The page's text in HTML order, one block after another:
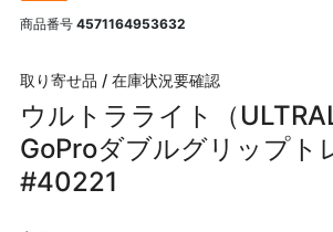
商品番号 4571164953632
取り寄せ品 / 在庫状況要確認
ウルトラライト（
GoProダブルグリップト
#40221